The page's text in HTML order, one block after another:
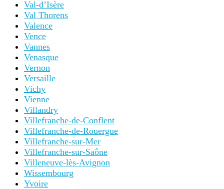
Val-d’Isère
Val Thorens
Valence
Vence
Vannes
Venasque
Vernon
Versaille
Vichy
Vienne
Villandry
Villefranche-de-Conflent
Villefranche-de-Rouergue
Villefranche-sur-Mer
Villefranche-sur-Saône
Villeneuve-lès-Avignon
Wissembourg
Yvoire